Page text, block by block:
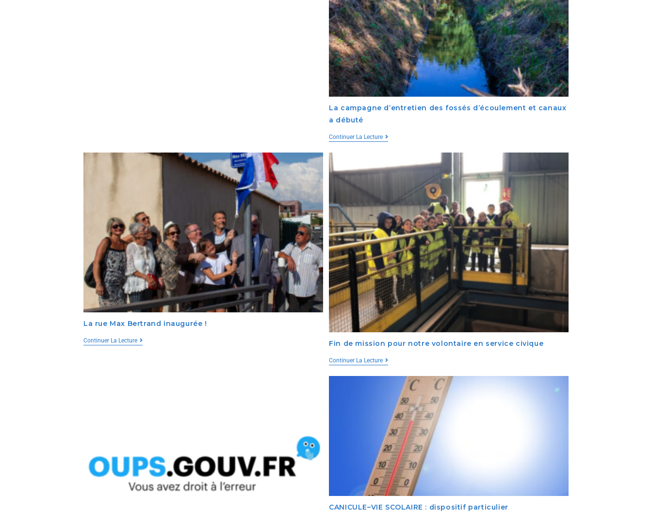
La campagne d’entretien des fossés d’écoulement et canaux
a débuté
Continuer La Lecture
La rue Max Bertrand inaugurée !
Continuer La Lecture Fin de mission pour notre volontaire en service civique
Continuer La Lecture
CANICULE–VIE SCOLAIRE : dispositif particulier